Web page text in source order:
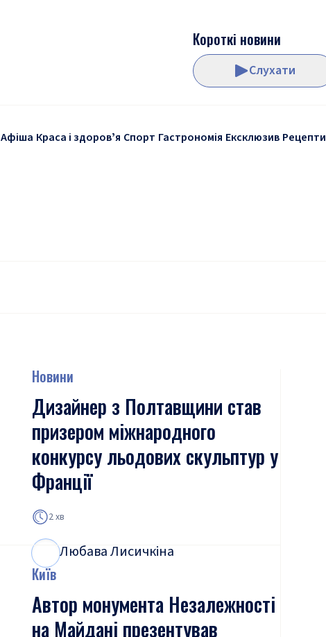
Короткі новини
Слухати
Афіша Краса і здоровʼя Спорт Гастрономія Ексклюзив Рецепти
Новини
Дизайнер з Полтавщини став
призером міжнародного
конкурсу льодових скульптур у
Франції
2 хв
Любава Лисичкіна
Київ
Автор монумента Незалежності
на Майдані презентував